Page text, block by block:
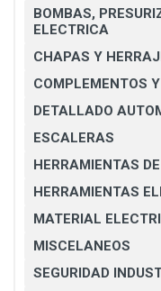
BOMBAS,
ELECTRICA
CHAPAS Y
COMPLEMENTOS
DETALLADO
ESCALERAS
HERRAMIENTAS
HERRAMIENTAS
MATERIAL
MISCELANEOS
SEGURIDAD